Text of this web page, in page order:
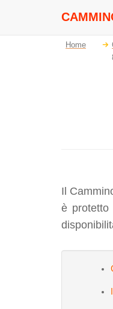
Home
Il
è protetto